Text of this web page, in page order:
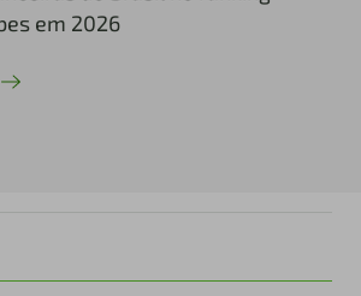
em 2026